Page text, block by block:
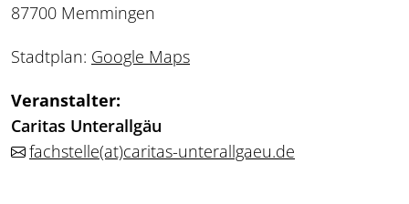
87700 Memmingen
Stadtplan: Google Maps
Veranstalter:
Caritas Unterallgäu
fachstelle(at)caritas-unterallgaeu.de